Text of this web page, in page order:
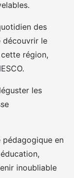
des
découvrir le
région,
les
pédagogique en
inoubliable